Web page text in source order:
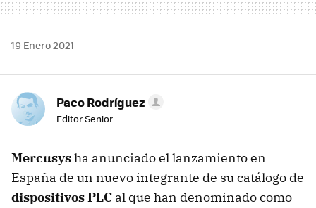
19 Enero 2021
Paco Rodríguez
Editor Senior
Mercusysha anunciado el lanzamiento en
España de un nuevo integrante de su catálogo de
dispositivos PLC al que han denominado como